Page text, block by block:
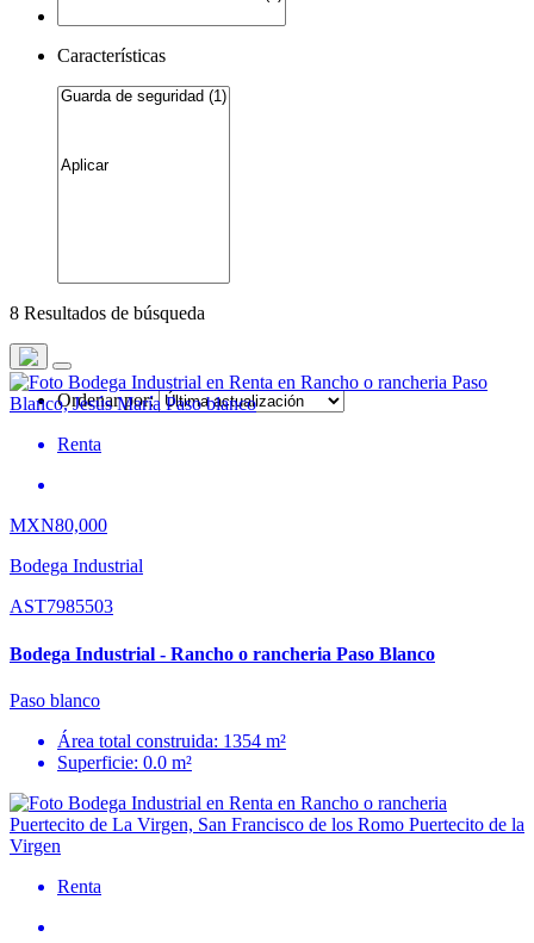
Características
8 Resultados de búsqueda
Ordenar por:
Renta
MXN80,000
Bodega Industrial
AST7985503
Bodega Industrial - Rancho o rancheria Paso Blanco
Paso blanco
Área total construida: 1354 m²
Superficie: 0.0 m²
Renta